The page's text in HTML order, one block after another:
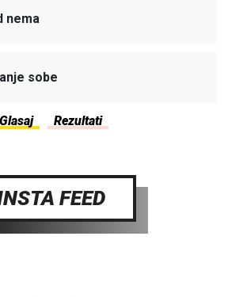
nema
sobe
FEED